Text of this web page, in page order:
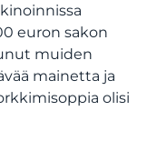
euron sakon
muiden
mainetta ja
olisi